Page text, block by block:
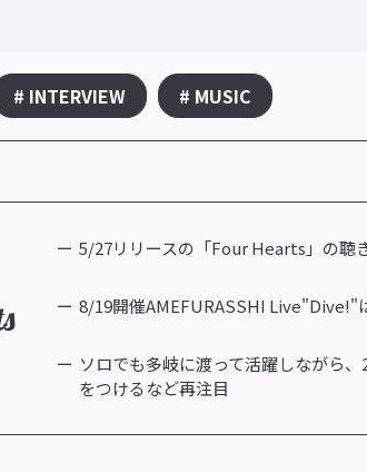
# INTERVIEW # MUSIC
5/27リリースの「Four Hearts」の聴
8/19開催AMEFURASSHI Live"Dive!"
ソロでも多岐に渡って活躍しながら
をつけるなど再注目